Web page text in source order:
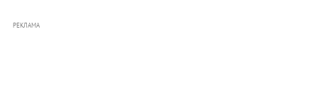
РЕКЛАМА